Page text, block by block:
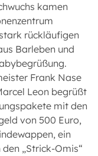
kamen
rückläufigen
Barleben und
Frank Nase
Leon begrüßt
mit den
von 500 Euro,
ein
„Strick-Omis“